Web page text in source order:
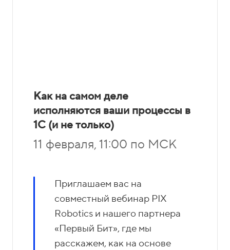
Как на самом деле
исполняются ваши процессы в
1С (и не только)
11 февраля, 11:00 по МСК
Приглашаем вас на
совместный вебинар PIX
Robotics и нашего партнера
«Первый Бит», где мы
расскажем, как на основе